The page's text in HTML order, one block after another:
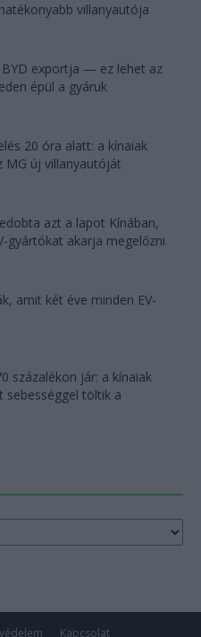
villanyautója
BYD exportja — ez lehet az
épül a gyáruk
20 óra alatt: a kínaiak
MG új villanyautóját
azt a lapot Kínában,
gyártókat akarja megelőzni
amit két éve minden EV-
százalékon jár: a kínaiak
sebességgel töltik a
Kapcsolat